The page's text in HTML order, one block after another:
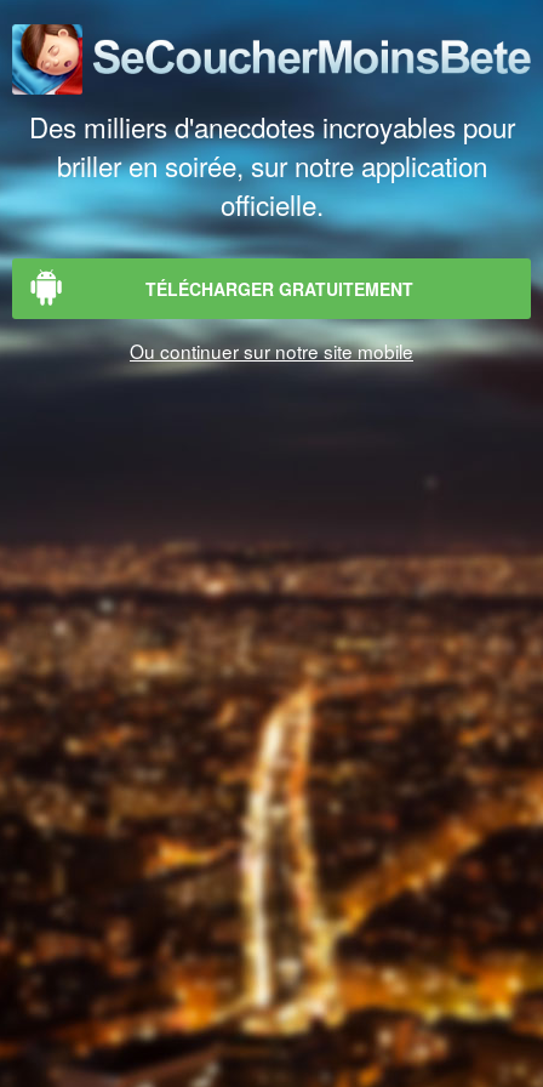
Des milliers d'anecdotes incroyables pour
briller en soirée, sur notre application
officielle.
TÉLÉCHARGER GRATUITEMENT
Ou continuer sur notre site mobile